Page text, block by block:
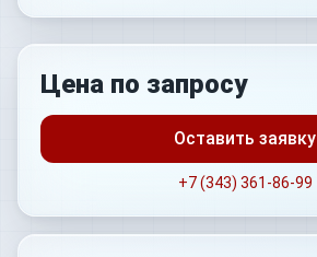
Цена по запросу
Оставить заявку
+7 (343) 361-86-99